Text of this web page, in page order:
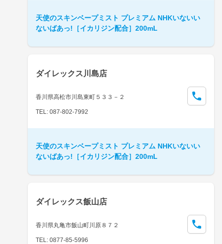
天使のスキンベープミスト プレミアム NHKいないい
ないばあっ!［イカリジン配合］200mL
ダイレックス川島店
香川県高松市川島東町５３３－２
TEL: 087-802-7992
天使のスキンベープミスト プレミアム NHKいないい
ないばあっ!［イカリジン配合］200mL
ダイレックス飯山店
香川県丸亀市飯山町川原８７２
TEL: 0877-85-5996